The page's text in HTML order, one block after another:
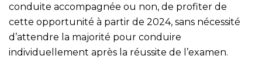
conduite accompagnée ou non, de profiter de
cette opportunité à partir de 2024, sans nécessité
d’attendre la majorité pour conduire
individuellement après la réussite de l’examen.